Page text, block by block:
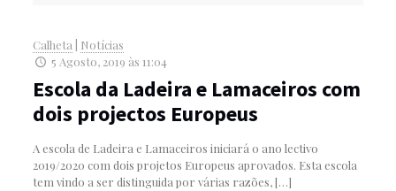
Calheta| Notícias
5 Agosto, 2019 às 11:04
Escola da Ladeira e Lamaceiros com
dois projectos Europeus
A escola de Ladeira e Lamaceiros iniciará o ano lectivo
2019/2020 com dois projetos Europeus aprovados. Esta escola
tem vindo a ser distinguida por várias razões,[…]